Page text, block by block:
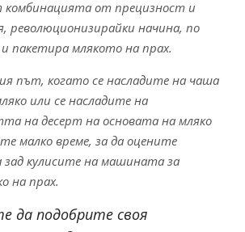
комбинацията от прецизност и
революционизирайки начина, по
пакетира млякото на прах.
път, когато се насладите на чаша
или се насладите на
на десерт на основата на мляко
малко време, за да оцените
кулисите на машината за
на прах.
да подобрите своя